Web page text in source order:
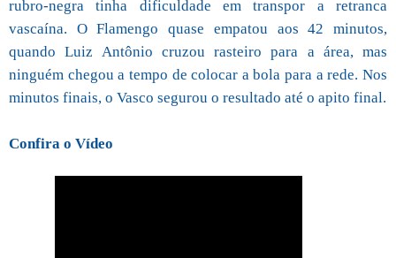
rubro-negra tinha dificuldade em transpor a retranca
vascaína. O Flamengo quase empatou aos 42 minutos,
quando Luiz Antônio cruzou rasteiro para a área, mas
ninguém chegou a tempo de colocar a bola para a rede. Nos
minutos finais, o Vasco segurou o resultado até o apito final.
Confira o Vídeo